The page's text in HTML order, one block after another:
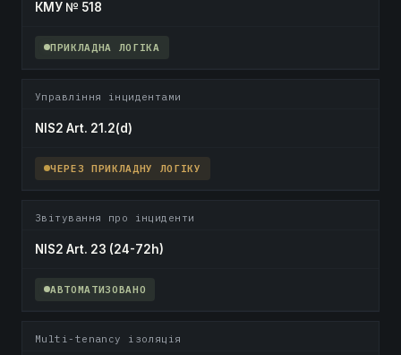
КМУ № 518
ПРИКЛАДНА ЛОГІКА
Управління інцидентами
NIS2 Art. 21.2(d)
ЧЕРЕЗ ПРИКЛАДНУ ЛОГІКУ
Звітування про інциденти
NIS2 Art. 23 (24-72h)
АВТОМАТИЗОВАНО
Multi-tenancy ізоляція